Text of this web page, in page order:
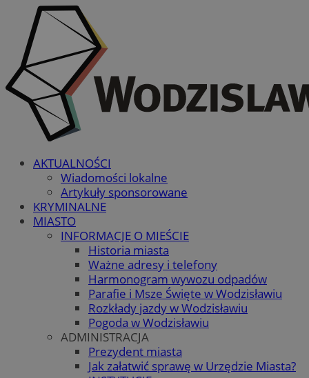
AKTUALNOŚCI
Wiadomości lokalne
Artykuły sponsorowane
KRYMINALNE
MIASTO
INFORMACJE O MIEŚCIE
Historia miasta
Ważne adresy i telefony
Harmonogram wywozu odpadów
Parafie i Msze Święte w Wodzisławiu
Rozkłady jazdy w Wodzisławiu
Pogoda w Wodzisławiu
ADMINISTRACJA
Prezydent miasta
Jak załatwić sprawę w Urzędzie Miasta?